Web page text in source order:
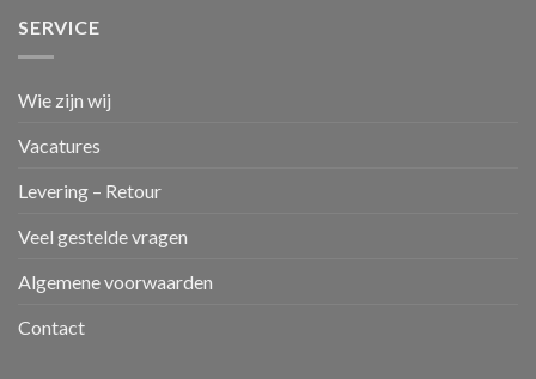
SERVICE
Wie zijn wij
Vacatures
Levering – Retour
Veel gestelde vragen
Algemene voorwaarden
Contact